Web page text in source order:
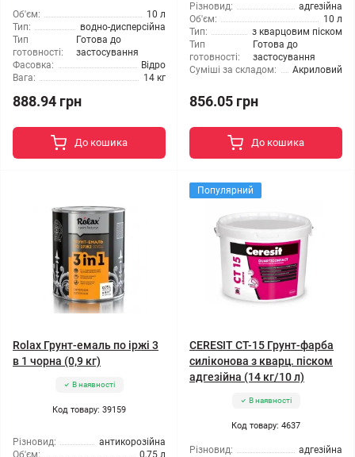
Об'єм:
10 л
Тип:
водно-дисперсійна
Тип
готовності:
Готова до
застосування
Фасовка:
Відро
Вага:
14 кг
888.94 грн
До кошика
Різновид:
адгезійна
Об'єм:
10 л
Тип:
з кварцовим піском
Тип
готовності:
Готова до
застосування
Суміші за складом:
Акриловий
856.05 грн
До кошика
Rolax Грунт-емаль по іржі 3
в 1 чорна (0,9 кг)
В наявності
Код товару: 39159
Різновид:
антикорозійна
Об'єм:
0,75 л
Популярний
CERESIT CT-15 Грунт-фарба
силіконова з кварц. піском
адгезійна (14 кг/10 л)
В наявності
Код товару: 4637
Різновид:
адгезійна